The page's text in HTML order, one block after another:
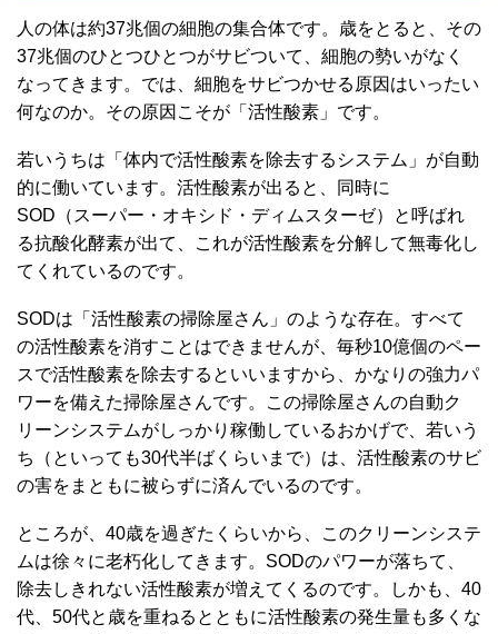
人の体は約37兆個の細胞の集合体です。歳をとると、その
37兆個のひとつひとつがサビついて、細胞の勢いがなく
なってきます。では、細胞をサビつかせる原因はいったい
何なのか。その原因こそが「活性酸素」です。
若いうちは「体内で活性酸素を除去するシステム」が自動
的に働いています。活性酸素が出ると、同時に
SOD（スーパー・オキシド・ディムスターゼ）と呼ばれ
る抗酸化酵素が出て、これが活性酸素を分解して無毒化し
てくれているのです。
SODは「活性酸素の掃除屋さん」のような存在。すべて
の活性酸素を消すことはできませんが、毎秒10億個のペー
スで活性酸素を除去するといいますから、かなりの強力パ
ワーを備えた掃除屋さんです。この掃除屋さんの自動ク
リーンシステムがしっかり稼働しているおかげで、若いう
ち（といっても30代半ばくらいまで）は、活性酸素のサビ
の害をまともに被らずに済んでいるのです。
ところが、40歳を過ぎたくらいから、このクリーンシステ
ムは徐々に老朽化してきます。SODのパワーが落ちて、
除去しきれない活性酸素が増えてくるのです。しかも、40
代、50代と歳を重ねるとともに活性酸素の発生量も多くな